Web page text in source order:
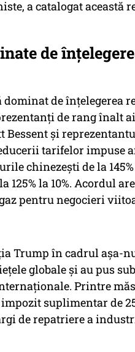
a catalogat această
de
de înțelegerea
de rang înalt
Bessent și
tarifelor impuse
chinezești de la 145%
la 10%. Acordul
pentru negocieri
Trump în cadrul așa-
globale și au pus sub
Printre
suplimentar de
de repatriere a